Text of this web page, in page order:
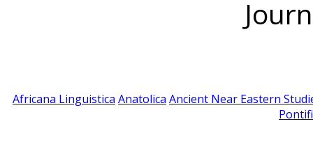
Africana Linguistica Anatolica Ancient Near Eastern